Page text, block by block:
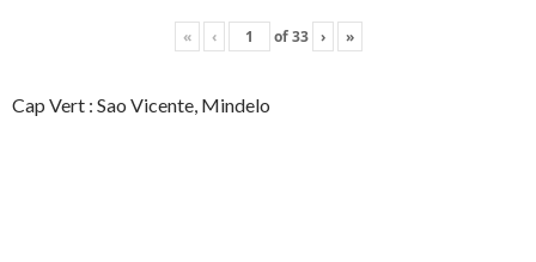
« ‹ of33 › »
Cap Vert : Sao Vicente, Mindelo